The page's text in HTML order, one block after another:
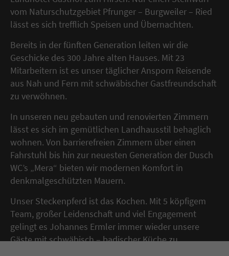
vom Naturschutzgebiet Pfrunger – Burgweiler – Ried
lässt es sich trefflich Speisen und Übernachten.
Bereits in der fünften Generation leiten wir die
Geschicke des 300 Jahre alten Hauses. Mit 23
Mitarbeitern ist es unser täglicher Ansporn Reisende
aus Nah und Fern mit schwäbischer Gastfreundschaft
zu verwöhnen.
In unseren neu gebauten und renovierten Zimmern
lässt es sich im gemütlichen Landhausstil behaglich
wohnen. Von barrierefreien Zimmern über einen
Fahrstuhl bis hin zur neuesten Generation der Dusch
WC’s „Mera“ bieten wir modernen Komfort in
denkmalgeschützten Mauern.
Unser Steckenpferd ist das Kochen. Mit 5 köpfigem
Team, großer Leidenschaft und viel Engagement
gelingt es Johannes Ermler immer wieder unsere
Gäste mit schwäbisch – badischer Küche zu